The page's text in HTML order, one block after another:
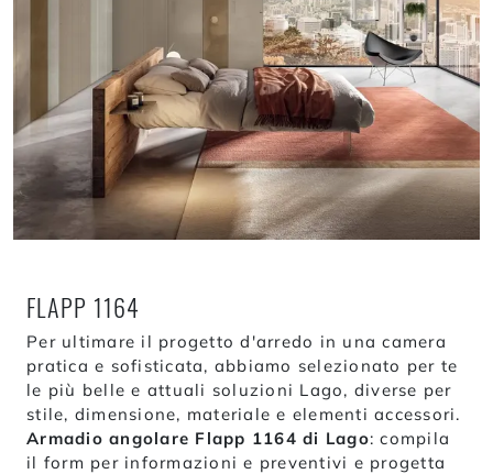
FLAPP 1164
Per ultimare il progetto d'arredo in una camera
pratica e sofisticata, abbiamo selezionato per te
le più belle e attuali soluzioni Lago, diverse per
stile, dimensione, materiale e elementi accessori.
Armadio angolare Flapp 1164 di Lago: compila
il form per informazioni e preventivi e progetta